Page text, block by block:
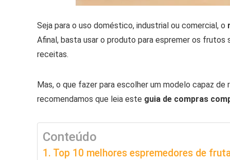
Seja para o uso doméstico, industrial ou comercial, o
Afinal, basta usar o produto para espremer os
receitas.
Mas, o que fazer para escolher um modelo capaz
recomendamos que leia este guia de compras
Conteúdo
Top 10 melhores espremedores de